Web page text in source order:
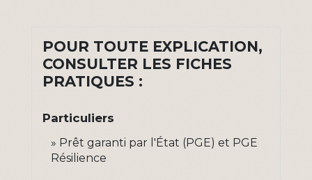
POUR TOUTE EXPLICATION,
CONSULTER LES FICHES
PRATIQUES :
Particuliers
Prêt garanti par l'État (PGE) et PGE
Résilience